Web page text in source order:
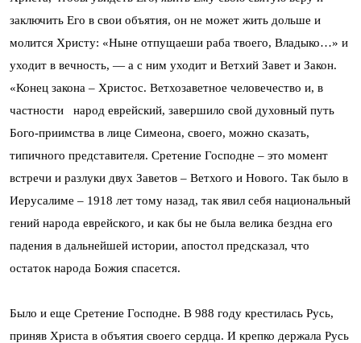
заключить Его в свои объятия, он не может жить дольше и
молится Христу: «Ныне отпущаеши раба твоего, Владыко…» и
уходит в вечность, — а с ним уходит и Ветхий Завет и Закон.
«Конец закона – Христос. Ветхозаветное человечество и, в
частности народ еврейский, завершило свой духовный путь
Бого-приимства в лице Симеона, своего, можно сказать,
типичного представителя. Сретение Господне – это момент
встречи и разлуки двух Заветов – Ветхого и Нового. Так было в
Иерусалиме – 1918 лет тому назад, так явил себя национальный
гений народа еврейского, и как бы не была велика бездна его
падения в дальнейшей истории, апостол предсказал, что
остаток народа Божия спасется.
Было и еще Сретение Господне. В 988 году крестилась Русь,
приняв Христа в объятия своего сердца. И крепко держала Русь